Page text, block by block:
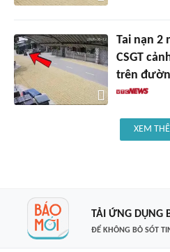
Tai nạn 2
CSGT
trên
XEM
TẢI ỨNG DỤNG
ĐỂ KHÔNG BỎ SÓT